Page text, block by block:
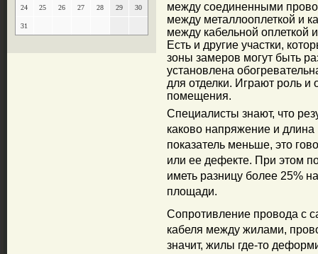
24 25 26 27 28 29 30
31
между соединенными
между металлооплеткой и
между кабельной оплеткой
Есть и другие участки,
зоны замеров могут быть
установлена
для отделки. Играют роль и
помещения.
Специалисты знают, что
каково напряжение и
показатель меньше, это
или ее дефекте. При этом
иметь разницу более 25%
площади.
Сопротивление провода с
кабеля между жилами,
значит, жилы где-то